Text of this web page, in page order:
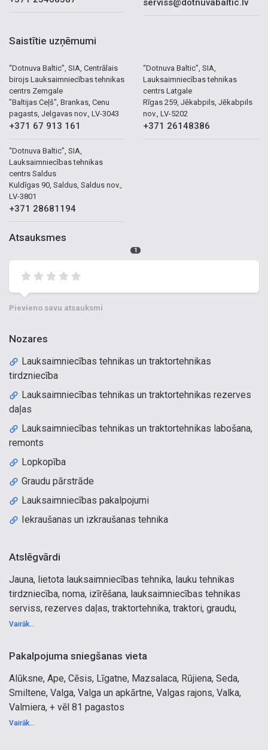
serviss@dotnuvabaltic.lv
Saistītie uzņēmumi
“Dotnuva Baltic”, SIA, Centrālais
birojs Lauksaimniecības tehnikas
centrs Zemgale
"Baltijas Ceļš", Brankas, Cenu
pagasts, Jelgavas nov., LV-3043
+371 67 913 161
“Dotnuva Baltic”, SIA,
Lauksaimniecības tehnikas
centrs Saldus
Kuldīgas 90, Saldus, Saldus nov.,
LV-3801
+371 28681194
“Dotnuva Baltic”, SIA,
Lauksaimniecības tehnikas
centrs Latgale
Rīgas 259, Jēkabpils, Jēkabpils
nov., LV-5202
+371 26148386
Atsauksmes
1
Pievieno savu atsauksmi
Nozares
Lauksaimniecības tehnikas un traktortehnikas
tirdzniecība
Lauksaimniecības tehnikas un traktortehnikas rezerves
daļas
Lauksaimniecības tehnikas un traktortehnikas labošana,
remonts
Lopkopība
Graudu pārstrāde
Lauksaimniecības pakalpojumi
Iekraušanas un izkraušanas tehnika
Atslēgvārdi
Jauna, lietota lauksaimniecības tehnika, lauku tehnikas
tirdzniecība, noma, izīrēšana, lauksaimniecības tehnikas
serviss, rezerves daļas, traktortehnika, traktori, graudu,
labības kombaini, augsnes apstrādes tehnika, lopbarības
tehnika, piekabes un puspiekabes, minerālmēslu
šķeldošanas iekārtas, lopkopības iekārtas, graudu
pirmapstrādes iekārtas. Lauksaimniecības tehnika
Valmierā, Rūjienā, Mazsalacā, Cēsīs, Smiltenē, Siguldā.
Oficiālais CASE IH traktortehnikas, kombainu, pārstāvis
Vairāk...
Pakalpojuma sniegšanas vieta
Alūksne, Ape, Cēsis, Līgatne, Mazsalaca, Rūjiena, Seda,
Smiltene, Valga, Valga un apkārtne, Valgas rajons, Valka,
Valmiera, + vēl 81 pagastos
Vairāk...